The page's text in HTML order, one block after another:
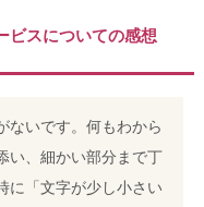
ビスについての感想
ないです。何もわから
い、細かい部分まで丁
に「文字が少し小さい